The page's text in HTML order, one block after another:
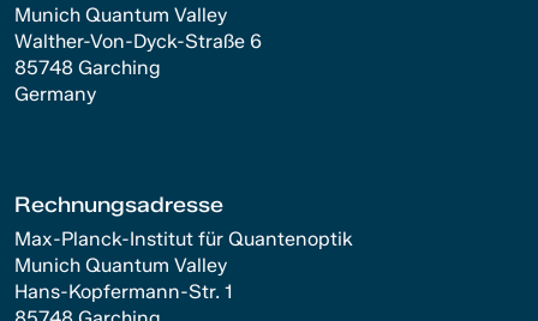
Munich Quantum Valley
Walther-Von-Dyck-Straße 6
85748 Garching
Germany
Rechnungsadresse
Max-Planck-Institut für Quantenoptik
Munich Quantum Valley
Hans-Kopfermann-Str. 1